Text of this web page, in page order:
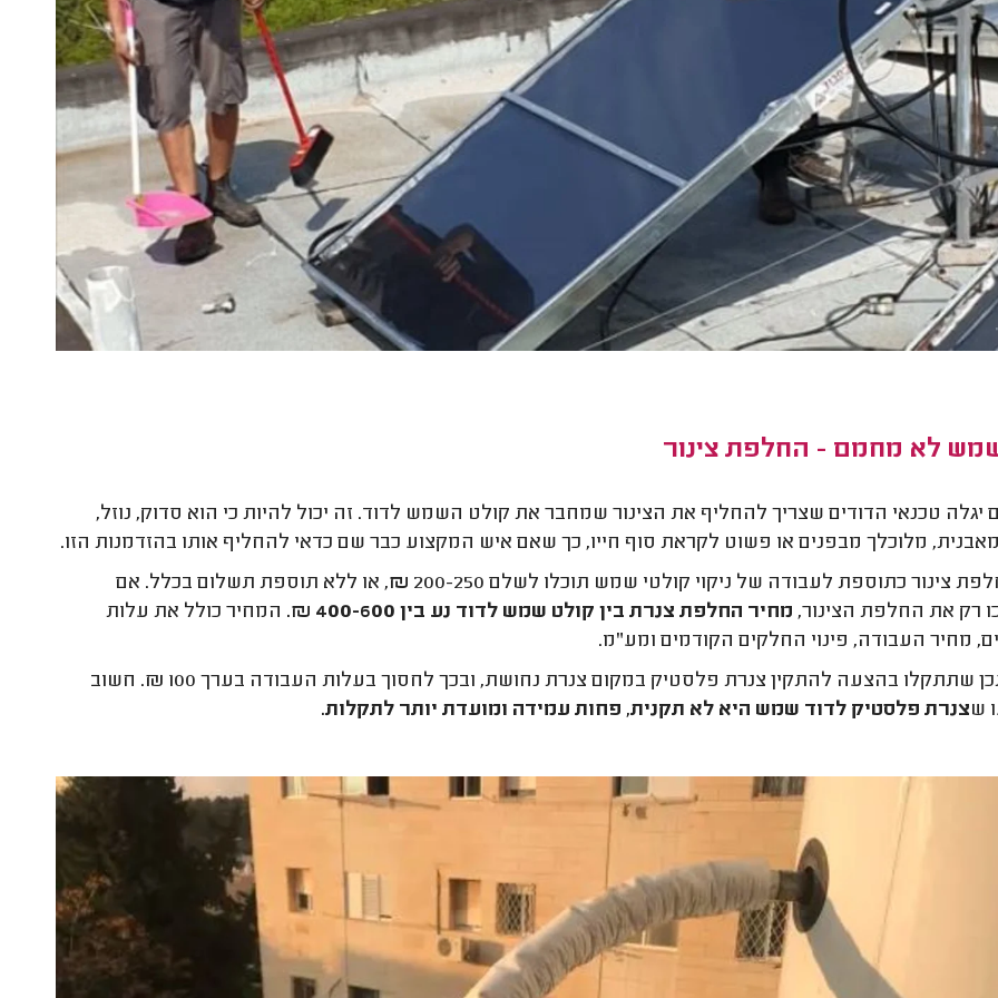
לא מחמם - החלפת צינור
יגלה טכנאי הדודים שצריך להחליף את הצינור שמחבר את קולט השמש לדוד. זה יכול להיות כי הוא סדוק, נוזל,
מלוכלך מבפנים או פשוט לקראת סוף חייו, כך שאם איש המקצוע כבר שם כדאי להחליף אותו בהזדמנות הזו.
צינור כתוספת לעבודה של ניקוי קולטי שמש תוכלו לשלם 200-250
₪, או ללא תוספת תשלום בכלל. אם
רק את החלפת הצינור, מחיר החלפת צנרת בין קולט שמש לדוד נע בין 400-600 ₪.
המחיר כולל את עלות
מחיר העבודה, פינוי החלקים הקודמים ומע"מ.
ייתכן שתתקלו בהצעה להתקין צנרת פלסטיק במקום צנרת נחושת, ובכך לחסוך בעלות העבודה בערך 100 ₪. חשוב
שצנרת פלסטיק לדוד שמש היא לא תקנית, פחות עמידה ומועדת יותר לתקלות.